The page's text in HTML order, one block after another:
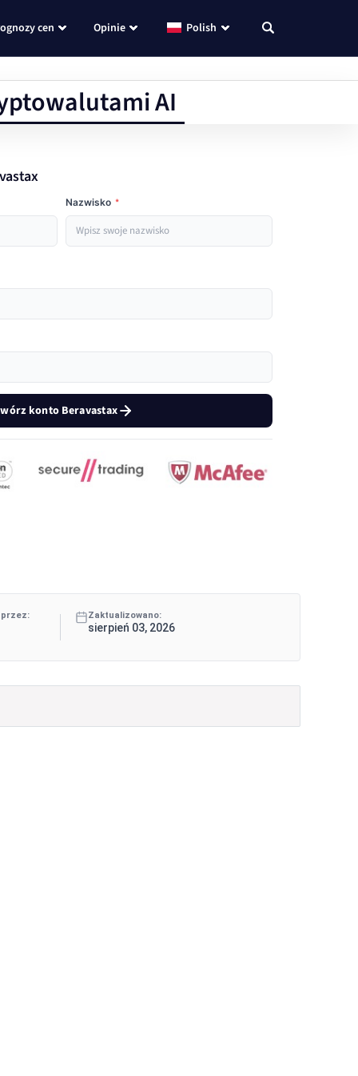
cen Opinie Polish
AI
Nazwisko *
konto Beravastax
Zaktualizowano:
sierpień 03, 2026